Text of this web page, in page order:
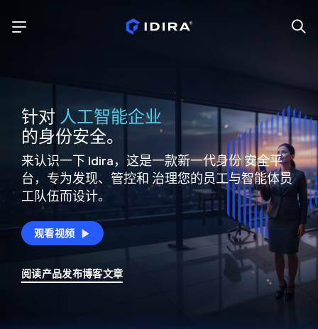
针对 人工智能企业
的身份安全。
来认识一下 Idira，这是一款新一代身份安全平
台，专为发现、管控和 治理您的员工与智能体员
工队伍而设计。
观看视频
阅读产品发布博客文章